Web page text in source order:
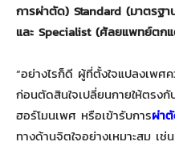
การผ่าตัด) Standard (มาตรฐา
และ Specialist (ศัลยแพทย์ตก
“อย่างไรก็ดี ผู้ที่ตั้งใจแปลงเพศ
ก่อนตัดสินใจเปลี่ยนกายให้ตรงกั
ฮอร์โมนเพศ หรือเข้ารับการผ่า
ทางด้านจิตใจอย่างเหมาะสม เ